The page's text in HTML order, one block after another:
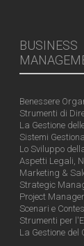
BUSINESS
Benessere
Strumenti di
La Gestione
Sistemi
Lo Sviluppo
Aspetti Legali,
Marketing &
Strategic
Project
Scenari e
Strumenti per
La Gestione del